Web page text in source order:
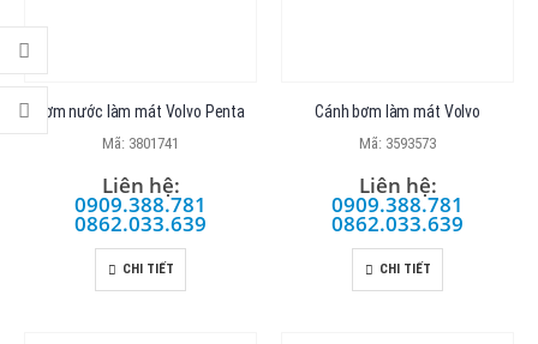
Bơm nước làm mát Volvo Penta
Mã: 3801741
Liên hệ:
0909.388.781
0862.033.639
CHI TIẾT
Cánh bơm làm mát Volvo
Mã: 3593573
Liên hệ:
0909.388.781
0862.033.639
CHI TIẾT